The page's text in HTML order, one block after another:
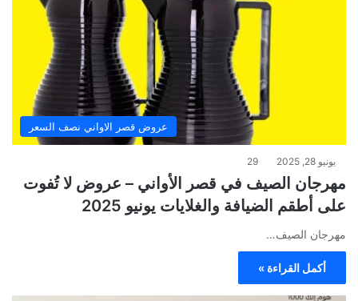
عروض قصر الاواني نصف السعر
يونيو 28, 2025 29
مهرجان الصيف في قصر الأواني – عروض لا تُفوت
على أطقم الضيافة والغلايات يونيو 2025
مهرجان الصيف…
أكمل القراءة »